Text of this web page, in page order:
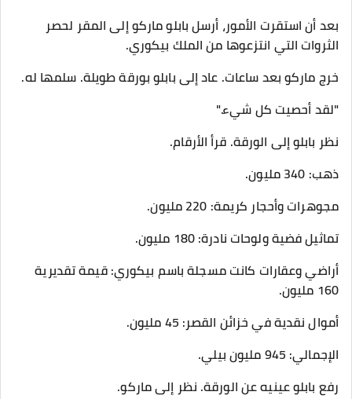
بعد أن استقرت الأمور، أرسل بابلو ماركو إلى المقر لحصر
الثروات التي انتزعوها من الملك بيكوري.
خرج ماركو بعد ساعات. عاد إلى بابلو بورقة طويلة. سلمها له.
"لقد أحصيت كل شيء."
نظر بابلو إلى الورقة. قرأ الأرقام.
ذهب: 340 مليون.
مجوهرات وأحجار كريمة: 220 مليون.
تماثيل فضية ولوحات نادرة: 180 مليون.
أراضي وعقارات كانت مسجلة باسم بيكوري: قيمة تقديرية
160 مليون.
أموال نقدية في خزائن القصر: 45 مليون.
الإجمالي: 945 مليون بيلي.
رفع بابلو عينيه عن الورقة. نظر إلى ماركو.